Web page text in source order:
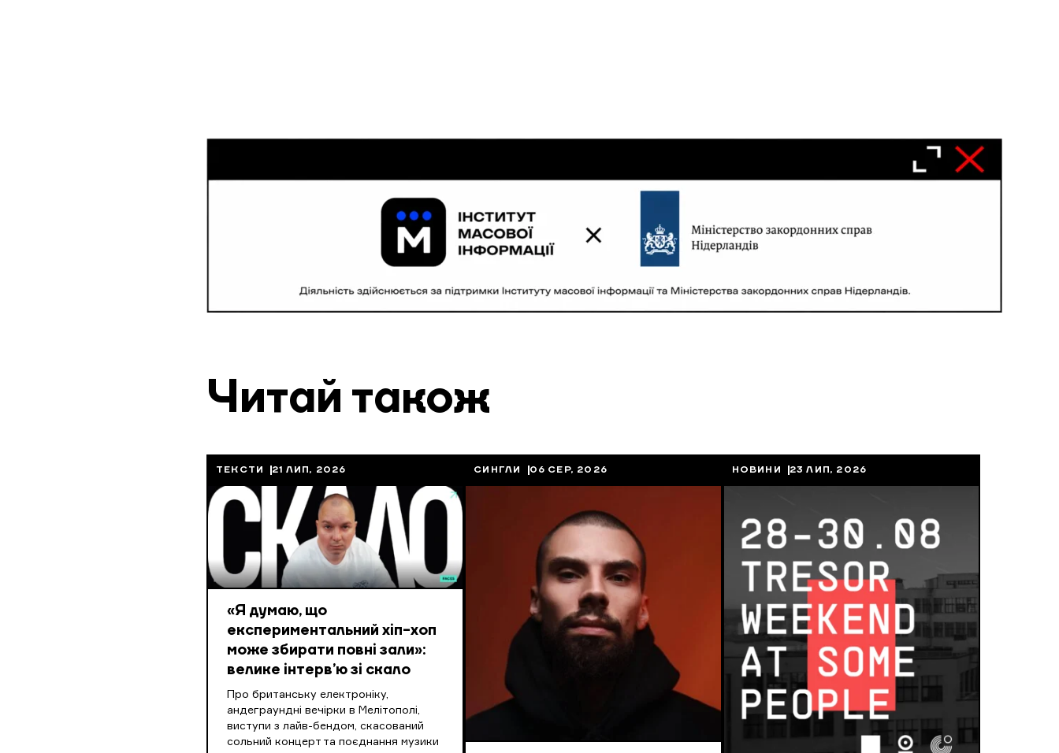
Читай також
ТЕКСТИ 21 ЛИП, 2026
«Я думаю, що
експериментальний хіп-хоп
може збирати повні зали»:
велике інтерв’ю зі скало
Про британську електроніку,
андеграундні вечірки в Мелітополі,
виступи з лайв-бендом, скасований
сольний концерт та поєднання музики
СИНГЛИ 06 СЕР, 2026 НОВИНИ 23 ЛИП, 2026